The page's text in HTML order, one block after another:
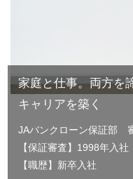
家庭と仕事。両方を
キャリアを築く
JAバンクローン保証部
【保証審査】1998年入社
【職歴】新卒入社